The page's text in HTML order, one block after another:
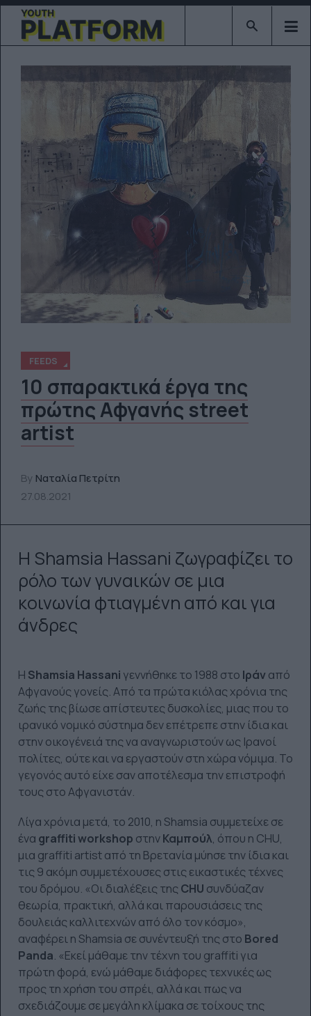
Type 2 or
FEEDS
10 σπαρακτικά έργα της
πρώτης Αφγανής street
artist
By Ναταλία Πετρίτη
27.08.2021
Η Shamsia Hassani ζωγραφίζει το
ρόλο των γυναικών σε μια
κοινωνία φτιαγμένη από και για
άνδρες
Η Shamsia Hassani γεννήθηκε το 1988 στο Ιράναπό
Αφγανούς γονείς. Από τα πρώτα κιόλας χρόνια της
ζωής της βίωσε απίστευτες δυσκολίες, μιας που το
ιρανικό νομικό σύστημα δεν επέτρεπε στην ίδια και
στην οικογένειά της να αναγνωριστούν ως Ιρανοί
πολίτες, ούτε και να εργαστούν στη χώρα νόμιμα. Το
γεγονός αυτό είχε σαν αποτέλεσμα την επιστροφή
τους στο Αφγανιστάν.
Λίγα χρόνια μετά, το 2010, η Shamsia συμμετείχε σε
ένα graffiti workshop στηνΚαμπούλ, όπου η CHU,
μια graffiti artist από τη Βρετανία μύησε την ίδια και
τις 9 ακόμη συμμετέχουσες στις εικαστικές τέχνες
του δρόμου. «Οι διαλέξεις της CHU συνδύαζαν
θεωρία, πρακτική, αλλά και παρουσιάσεις της
δουλειάς καλλιτεχνών από όλο τον κόσμο»,
αναφέρει η Shamsia σε συνέντευξή της στο Bored
Panda. «Εκεί μάθαμε την τέχνη του graffiti για
πρώτη φορά, ενώ μάθαμε διάφορες τεχνικές ως
προς τη χρήση του σπρέι, αλλά και πως να
σχεδιάζουμε σε μεγάλη κλίμακα σε τοίχους της